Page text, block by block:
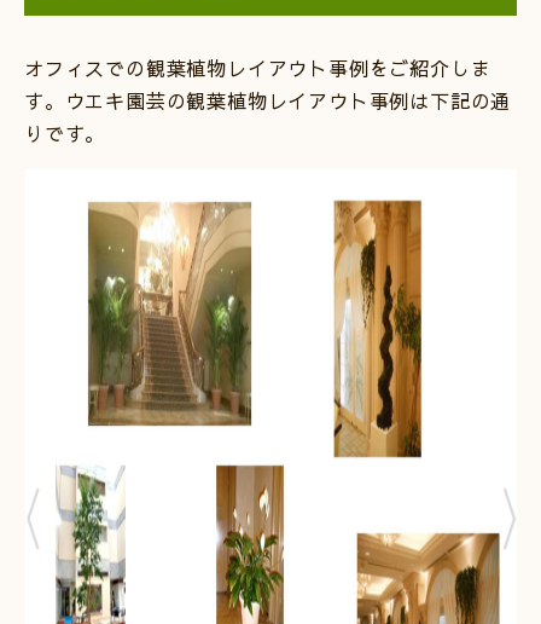
オフィスでの観葉植物レイアウト事例をご紹介しま
す。ウエキ園芸の観葉植物レイアウト事例は下記の通
りです。